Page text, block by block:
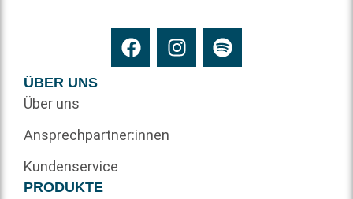
ÜBER UNS
Über uns
Ansprechpartner:innen
Kundenservice
PRODUKTE